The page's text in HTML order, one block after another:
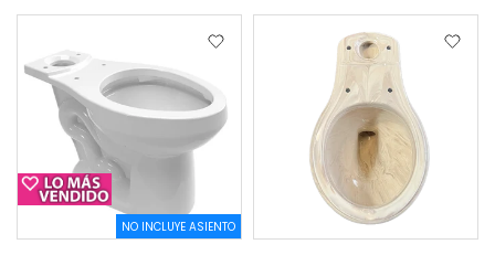
NO INCLUYE ASIENTO